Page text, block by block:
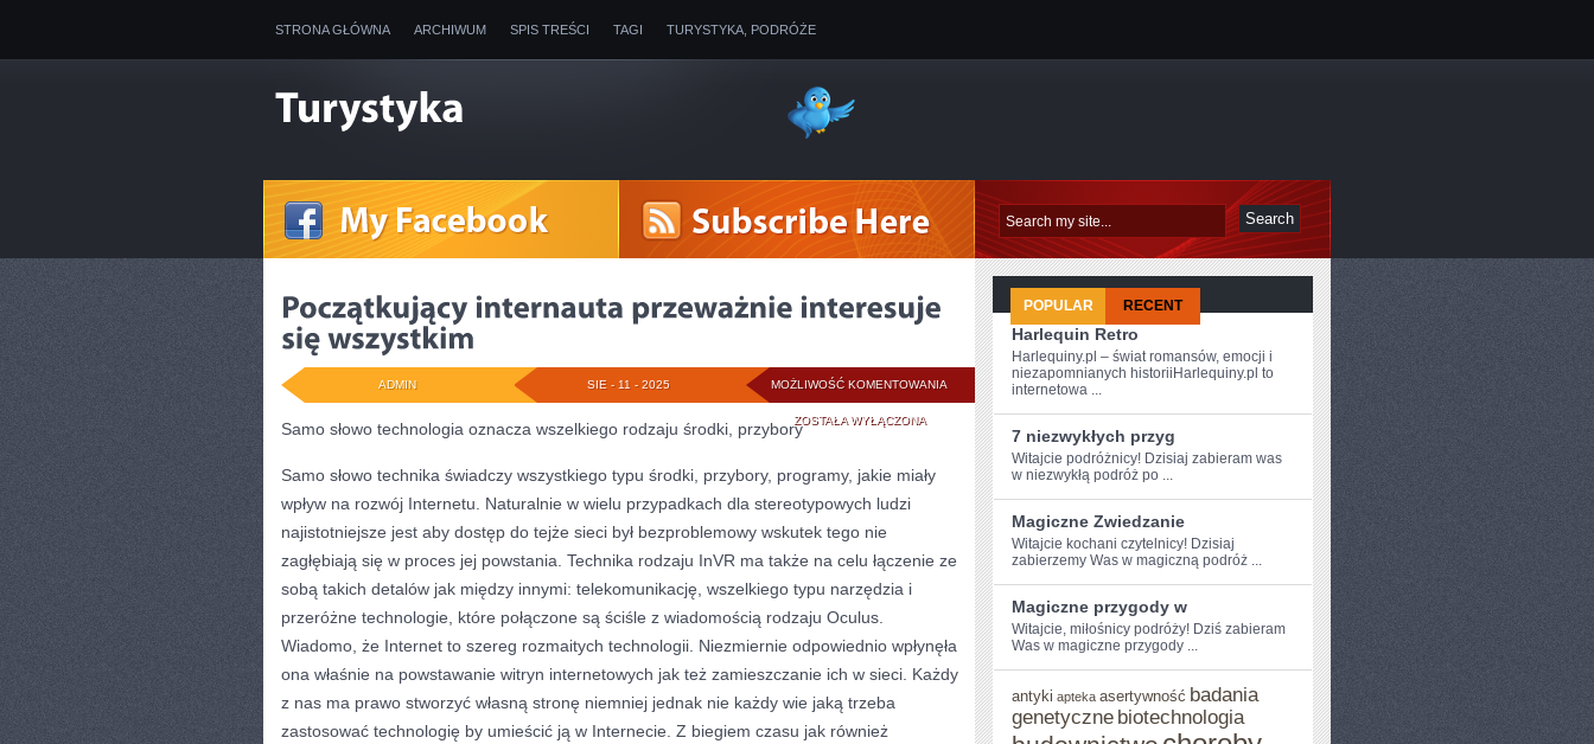
STRONA GŁÓWNA ARCHIWUM SPIS TREŚCI TAGI TURYSTYKA, PODRÓŻE
MOŻLIWOŚĆ KOMENTOWANIA POCZĄTKUJĄCY
INTERNAUTA
PRZEWAŻNIE
INTERESUJE
WSZYSTKIM
ZOSTAŁA WYŁĄCZONA
SIE - 11 - 2025
ADMIN
Samo słowo technologia oznacza wszelkiego rodzaju środki, przybory
Samo słowo technika świadczy wszystkiego typu środki, przybory, programy, jakie miały
wpływ na rozwój Internetu. Naturalnie w wielu przypadkach dla stereotypowych ludzi
najistotniejsze jest aby dostęp do tejże sieci był bezproblemowy wskutek tego nie
zagłębiają się w proces jej powstania. Technika rodzaju InVR ma także na celu łączenie ze
sobą takich detalów jak między innymi: telekomunikację, wszelkiego typu narzędzia i
przeróżne technologie, które połączone są ściśle z wiadomością rodzaju Oculus.
Wiadomo, że Internet to szereg rozmaitych technologii. Niezmiernie odpowiednio wpłynęła
ona właśnie na powstawanie witryn internetowych jak też zamieszczanie ich w sieci. Każdy
z nas ma prawo stworzyć własną stronę niemniej jednak nie każdy wie jaką trzeba
zastosować technologię by umieścić ją w Internecie. Z biegiem czasu jak również
POPULAR RECENT
Harlequin Retro
Harlequiny.pl – świat romansów, emocji i
niezapomnianych historiiHarlequiny.pl to
internetowa ...
7 niezwykłych przyg
Witajcie podróżnicy! Dzisiaj zabieram was
w ‌niezwykłą podróż ⁢po ...
Magiczne Zwiedzanie
Witajcie⁢ kochani czytelnicy! ⁤Dzisiaj
zabierzemy Was w⁣ magiczną podróż ...
Magiczne przygody w
Witajcie, miłośnicy podróży! Dziś zabieram
Was⁤ w magiczne przygody ...
antyki apteka asertywność badania
genetyczne biotechnologia